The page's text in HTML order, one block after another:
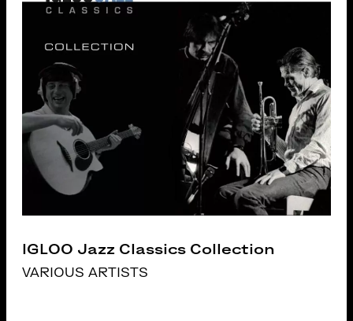
IGLOO Jazz Classics Collection
VARIOUS ARTISTS